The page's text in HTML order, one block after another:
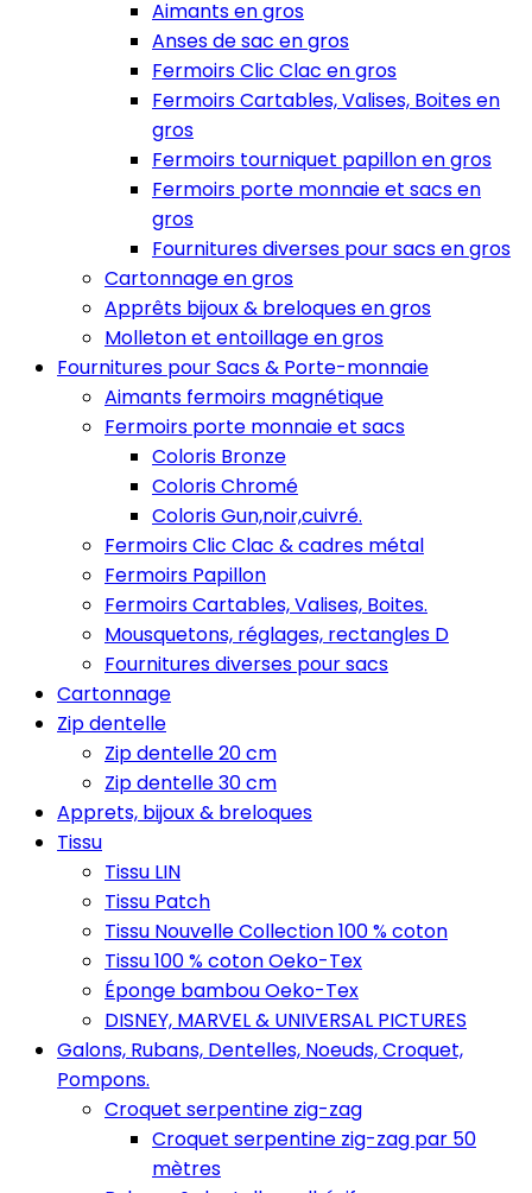
Aimants en gros
Anses de sac en gros
Fermoirs Clic Clac en gros
Fermoirs Cartables, Valises, Boites en
gros
Fermoirs tourniquet papillon en gros
Fermoirs porte monnaie et sacs en
gros
Fournitures diverses pour sacs en gros
Cartonnage en gros
Apprêts bijoux & breloques en gros
Molleton et entoillage en gros
Fournitures pour Sacs & Porte-monnaie
Aimants fermoirs magnétique
Fermoirs porte monnaie et sacs
Coloris Bronze
Coloris Chromé
Coloris Gun,noir,cuivré.
Fermoirs Clic Clac & cadres métal
Fermoirs Papillon
Fermoirs Cartables, Valises, Boites.
Mousquetons, réglages, rectangles D
Fournitures diverses pour sacs
Cartonnage
Zip dentelle
Zip dentelle 20 cm
Zip dentelle 30 cm
Apprets, bijoux & breloques
Tissu
Tissu LIN
Tissu Patch
Tissu Nouvelle Collection 100 % coton
Tissu 100 % coton Oeko-Tex
Éponge bambou Oeko-Tex
DISNEY, MARVEL & UNIVERSAL PICTURES
Galons, Rubans, Dentelles, Noeuds, Croquet,
Pompons.
Croquet serpentine zig-zag
Croquet serpentine zig-zag par 50
mètres